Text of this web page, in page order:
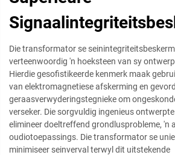
Die transformator se
verteenwoordig 'n hoeksteen van sy
Hierdie gesofistikeerde kenmerk maak
van elektromagnetiese afskerming en
geraasverwyderingstegnieke om
verseker. Die sorgvuldig ingenieus
elimineer doeltreffend grondlusprobleme, 'n
oudiotoepassings. Die transformator se
minimiseer seinverval terwyl dit uitstekende